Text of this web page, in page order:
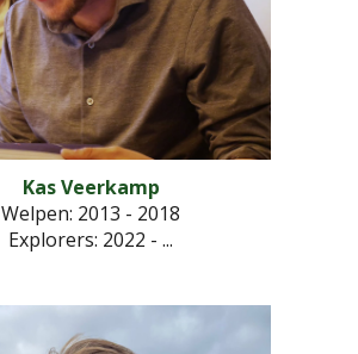
Kas Veerkamp
Welpen: 2013 - 2018
Explorers: 2022 - ...